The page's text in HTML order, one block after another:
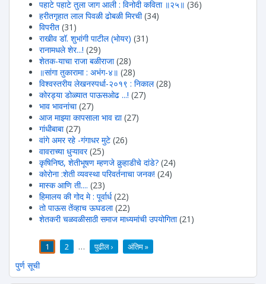
पहाटे पहाटे तुला जाग आली : विनोदी कविता ॥२५॥ (36)
हरीतगृहात लाल पिवळी ढोबळी मिरची (34)
विपरीत (31)
राखीव डॉ. शुभांगी पाटील (भोयर) (31)
रानामधले शेर...! (29)
शेतक-याचा राजा बळीराजा (28)
॥सांगा तुकारामा : अभंग-४॥ (28)
विश्वस्तरीय लेखनस्पर्धा-२०१९ : निकाल (28)
कोरड्या डोळ्यात पाऊसओढ ...! (27)
भाव भावनांचा(27)
आज माझ्या कापसाला भाव द्या(27)
गांधीबाबा (27)
वांगे अमर रहे -गंगाधर मुटे (26)
वावराच्या धुऱ्यावर(25)
कृषिनिष्ठ, शेतीभूषण म्हणजे कुर्‍हाडीचे दांडे? (24)
कोरोना :शेती व्यवस्था परिवर्तनाचा जनक! (24)
मास्क आणि ती.... (23)
हिमालय की गोद मे : पूर्वार्ध (22)
तो पाऊस तेंव्हाच ऊघडला (22)
शेतकरी चळवळीसाठी समाज माध्यमांची उपयोगिता (21)
1 2 … पुढील › अंतिम »
पुर्ण सूची